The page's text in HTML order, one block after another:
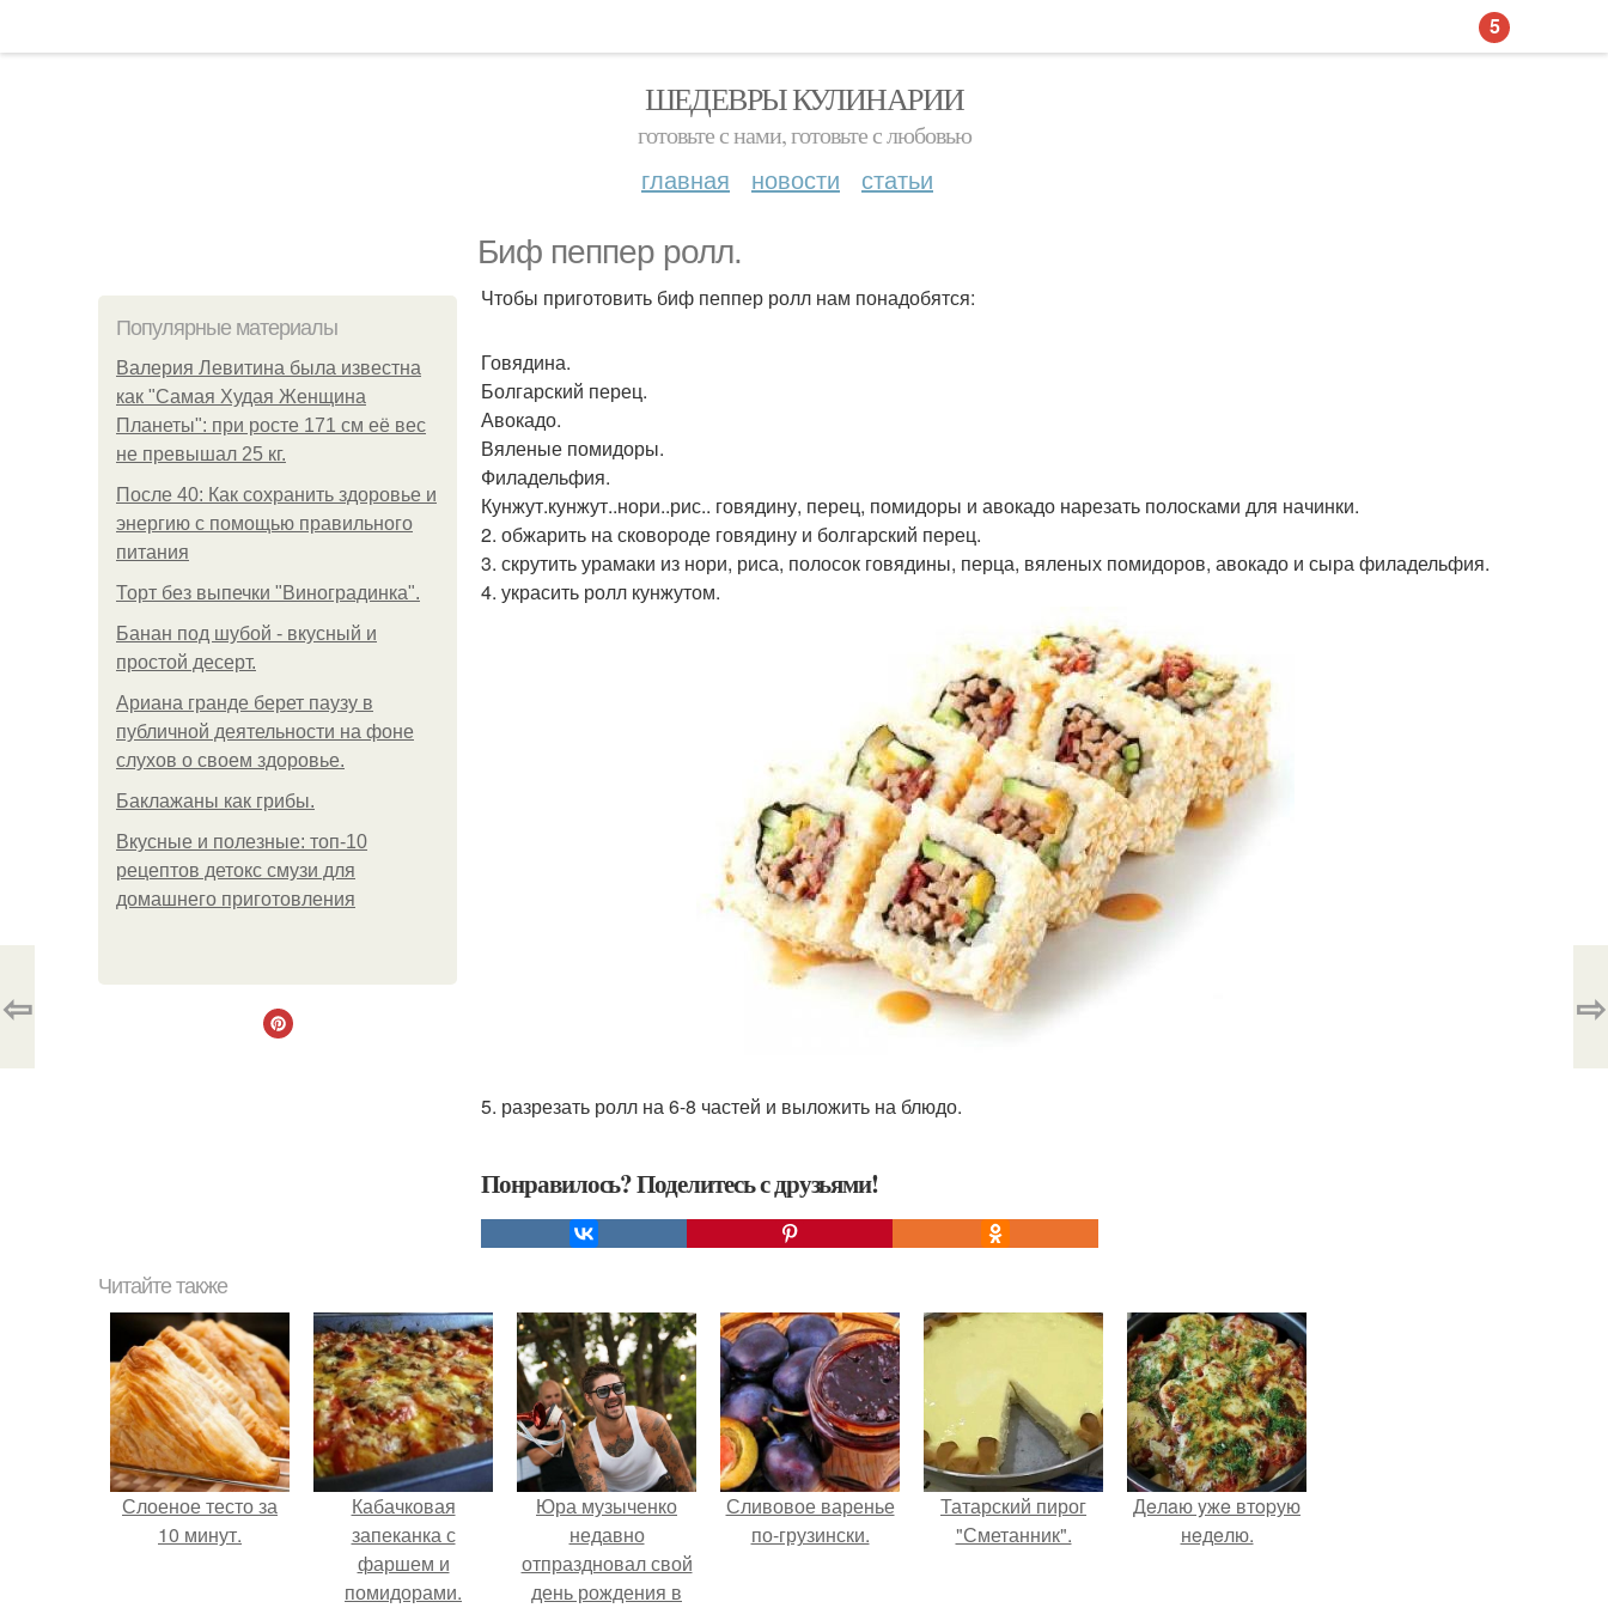
ШЕДЕВРЫ КУЛИНАРИИ
готовьте с нами, готовьте с любовью
главная новости статьи
Биф пеппер ролл.
Популярные материалы
Валерия Левитина была известна
как "Самая Худая Женщина
Планеты": при росте 171 см её вес
не превышал 25 кг.
После 40: Как сохранить здоровье и
энергию с помощью правильного
питания
Торт без выпечки "Виноградинка".
Банан под шубой - вкусный и
простой десерт.
Ариана гранде берет паузу в
публичной деятельности на фоне
слухов о своем здоровье.
Баклажаны как грибы.
Вкусные и полезные: топ-10
рецептов детокс смузи для
домашнего приготовления
Чтобы приготовить биф пеппер ролл нам понадобятся:
Говядина.
Болгарский перец.
Авокадо.
Вяленые помидоры.
Филадельфия.
Кунжут.кунжут..нори..рис.. говядину, перец, помидоры и авокадо нарезать полосками для начинки.
2. обжарить на сковороде говядину и болгарский перец.
3. скрутить урамаки из нори, риса, полосок говядины, перца, вяленых помидоров, авокадо и сыра филадельфия.
4. украсить ролл кунжутом.
5. разрезать ролл на 6-8 частей и выложить на блюдо.
Понравилось? Поделитесь с друзьями!
⇦ ⇨
Читайте также
Слоеное тесто за
10 минут.
Кабачковая
запеканка с
фаршем и
помидорами.
Юра музыченко
недавно
отпраздновал свой
день рождения в
Сливовое варенье
по-грузински.
Татарский пирог
"Сметанник".
Дeлaю yжe втopую
нeдeлю.
5